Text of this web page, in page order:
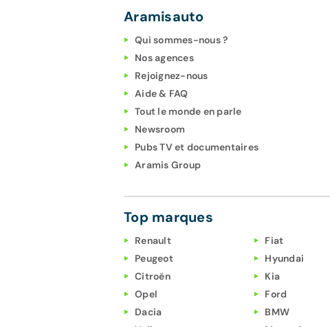
Aramisauto
Qui sommes-nous ?
Nos agences
Rejoignez-nous
Aide & FAQ
Tout le monde en parle
Newsroom
Pubs TV et documentaires
Aramis Group
Top marques
Renault
Peugeot
Citroën
Opel
Dacia
Fiat
Hyundai
Kia
Ford
BMW